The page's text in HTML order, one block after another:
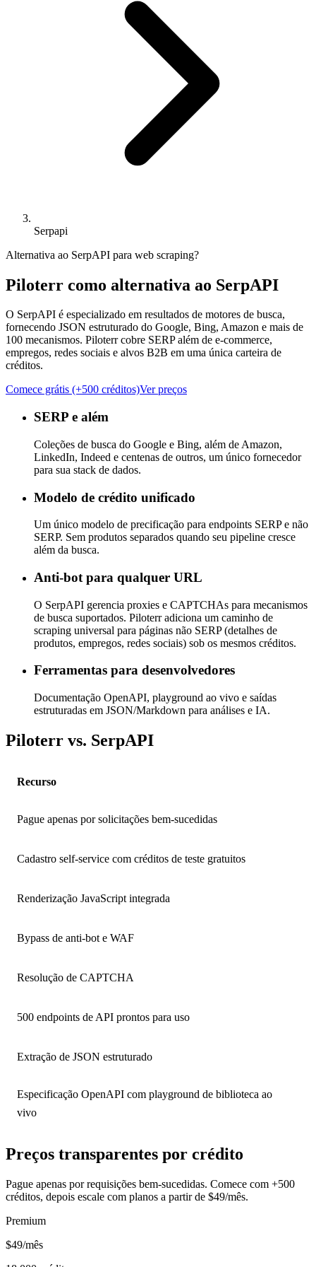
Serpapi
Alternativa ao SerpAPI para web scraping?
Piloterr como alternativa ao SerpAPI
O SerpAPI é especializado em resultados de motores de busca,
fornecendo JSON estruturado do Google, Bing, Amazon e mais de
100 mecanismos. Piloterr cobre SERP além de e-commerce,
empregos, redes sociais e alvos B2B em uma única carteira de
créditos.
Comece grátis (+500 créditos)Ver preços
SERP e além
Coleções de busca do Google e Bing, além de Amazon,
LinkedIn, Indeed e centenas de outros, um único fornecedor
para sua stack de dados.
Modelo de crédito unificado
Um único modelo de precificação para endpoints SERP e não
SERP. Sem produtos separados quando seu pipeline cresce
além da busca.
Anti-bot para qualquer URL
O SerpAPI gerencia proxies e CAPTCHAs para mecanismos
de busca suportados. Piloterr adiciona um caminho de
scraping universal para páginas não SERP (detalhes de
produtos, empregos, redes sociais) sob os mesmos créditos.
Ferramentas para desenvolvedores
Documentação OpenAPI, playground ao vivo e saídas
estruturadas em JSON/Markdown para análises e IA.
Piloterr vs. SerpAPI
Recurso
Pague apenas por solicitações bem-sucedidas
Cadastro self-service com créditos de teste gratuitos
Renderização JavaScript integrada
Bypass de anti-bot e WAF
Resolução de CAPTCHA
500 endpoints de API prontos para uso
Extração de JSON estruturado
Especificação OpenAPI com playground de biblioteca ao
vivo
Preços transparentes por crédito
Pague apenas por requisições bem-sucedidas. Comece com +500
créditos, depois escale com planos a partir de $49/mês.
Premium
$49/mês